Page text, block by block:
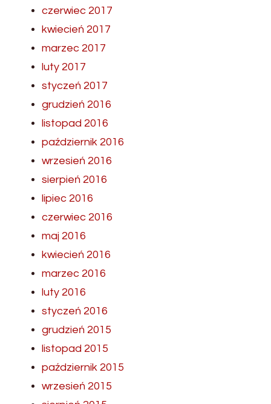
czerwiec 2017
kwiecień 2017
marzec 2017
luty 2017
styczeń 2017
grudzień 2016
listopad 2016
październik 2016
wrzesień 2016
sierpień 2016
lipiec 2016
czerwiec 2016
maj 2016
kwiecień 2016
marzec 2016
luty 2016
styczeń 2016
grudzień 2015
listopad 2015
październik 2015
wrzesień 2015